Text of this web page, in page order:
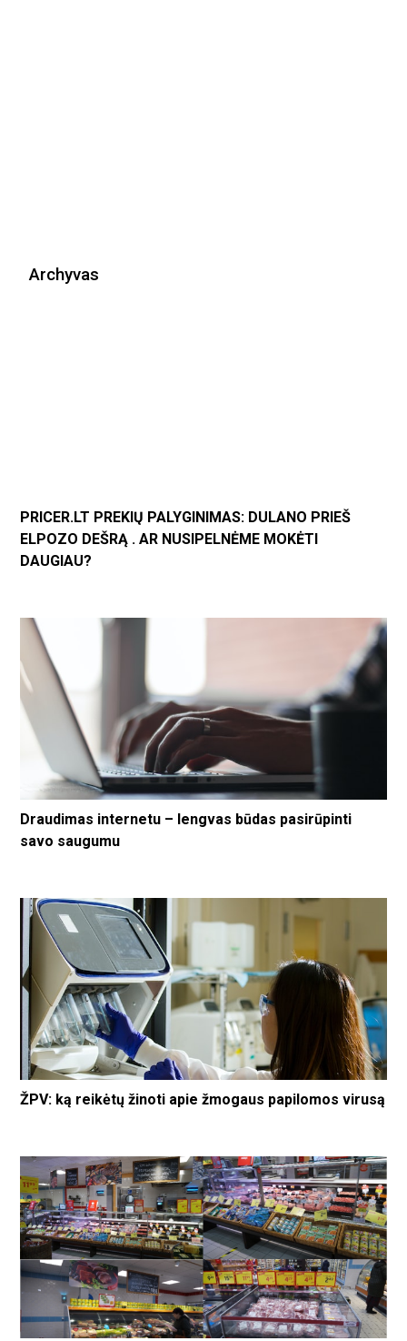
Archyvas
PRICER.LT PREKIŲ PALYGINIMAS: DULANO PRIEŠ
ELPOZO DEŠRĄ . AR NUSIPELNĖME MOKĖTI
DAUGIAU?
Draudimas internetu – lengvas būdas pasirūpinti
savo saugumu
ŽPV: ką reikėtų žinoti apie žmogaus papilomos virusą